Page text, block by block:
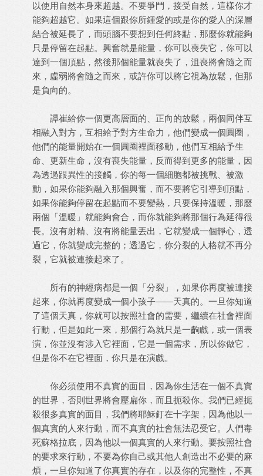
以使用自然本身來超越。不要爭鬥，接受自然，這樣你才
能夠超越它。如果這個跟你所鍾愛的或是你的愛人的深層
結合被延長了，而頭腦不要想到任何終點，那麼你就能夠
只是停留在起點。興奮就是能量，你可以喪失它，你可以
達到一個頂點，然後那個能量就喪失了，沮喪將會隨之而
來，虛弱將會隨之而來，或許你可以將它視為放鬆，但那
是負向的。
譚崔給你一個更高層面的、正向的放鬆，兩個同伴互
相融入對方，互相給予對方生命力，他們變成一個圓圈，
他們的能量開始在一個圓圈裡面移動，他們互相給予生
命、更新生命，沒有喪失能量，反而得到更多的能量，因
為透過跟異性的接觸，你的每一個細胞都被挑戰、被激
動，如果你能夠融入那個興奮，而不要將它引導到頂點，
如果你能夠停留在起點而不要變熱，只要保持溫暖，那麼
兩個「溫暖」就能夠會合，而你就能夠將那個行為延得很
長。沒有射精、沒有將能量丟出，它就變成一個靜心，透
過它，你就變成完整的；透過它，你分裂的人格就不再分
裂，它就被連接起來了。
所有的神經病都是一個「分裂」，如果你再度被連接
起來，你就再度變成一個小孩子——天真的。一旦你知道
了這個天真，你就可以按照社會的需要，繼續在社會裡面
行動，但是如此一來，那個行為就只是一齣戲，或一個表
演，你並沒有涉入它裡面，它是一個需求，所以你做它，
但是你不在它裡面，你只是在演戲。
你必須使用不真實的面目，因為你生活在一個不真實
的世界，否則世界將會壓扁你，而且扼殺你。我們已經扼
殺很多真實的面目，我們將耶穌釘在十字架，因為他以一
個真實的人來行動，而不真實的社會無法忍受它。人們毒
死蘇格拉底，因為他以一個真實的人來行動。要按照社會
的要求來行動，不要為你自己或其他人創造出不必要的麻
煩，一旦你知道了你真實的存在，以及你的完整性，不真